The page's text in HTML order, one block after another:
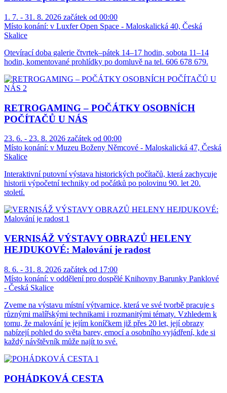
1. 7. - 31. 8. 2026 začátek od 00:00
Místo konání: v Luxfer Open Space - Maloskalická 40, Česká
Skalice
Otevírací doba galerie čtvrtek–pátek 14–17 hodin, sobota 11–14
hodin, komentované prohlídky po domluvě na tel. 606 678 679.
RETROGAMING – POČÁTKY OSOBNÍCH
POČÍTAČŮ U NÁS
23. 6. - 23. 8. 2026 začátek od 00:00
Místo konání: v Muzeu Boženy Němcové - Maloskalická 47, Česká
Skalice
Interaktivní putovní výstava historických počítačů, která zachycuje
historii výpočetní techniky od počátků po polovinu 90. let 20.
století.
VERNISÁŽ VÝSTAVY OBRAZŮ HELENY
HEJDUKOVÉ: Malování je radost
8. 6. - 31. 8. 2026 začátek od 17:00
Místo konání: v oddělení pro dospělé Knihovny Barunky Panklové
- Česká Skalice
Zveme na výstavu místní výtvarnice, která ve své tvorbě pracuje s
různými malířskými technikami i rozmanitými tématy. Vzhledem k
tomu, že malování je jejím koníčkem již přes 20 let, její obrazy
nabízejí pohled do světa barev, emocí a osobního vyjádření, kde si
každý návštěvník může najít to své.
POHÁDKOVÁ CESTA